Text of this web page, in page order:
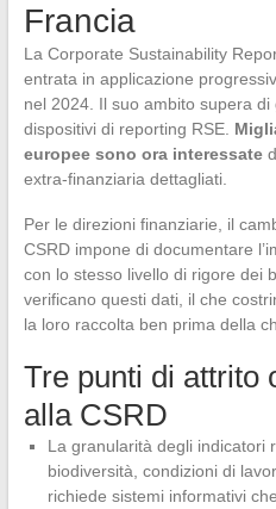
Francia
La Corporate Sustainability
entrata in applicazione
nel 2024. Il suo ambito supera
dispositivi di reporting RSE.
europee sono ora interessate
extra-finanziaria dettagliati.
Per le direzioni finanziarie, il
CSRD impone di documentare
con lo stesso livello di rigore dei
verificano questi dati, il che
la loro raccolta ben prima della
Tre punti di attrito
alla CSRD
La granularità degli indicatori
biodiversità, condizioni di
richiede sistemi informativi